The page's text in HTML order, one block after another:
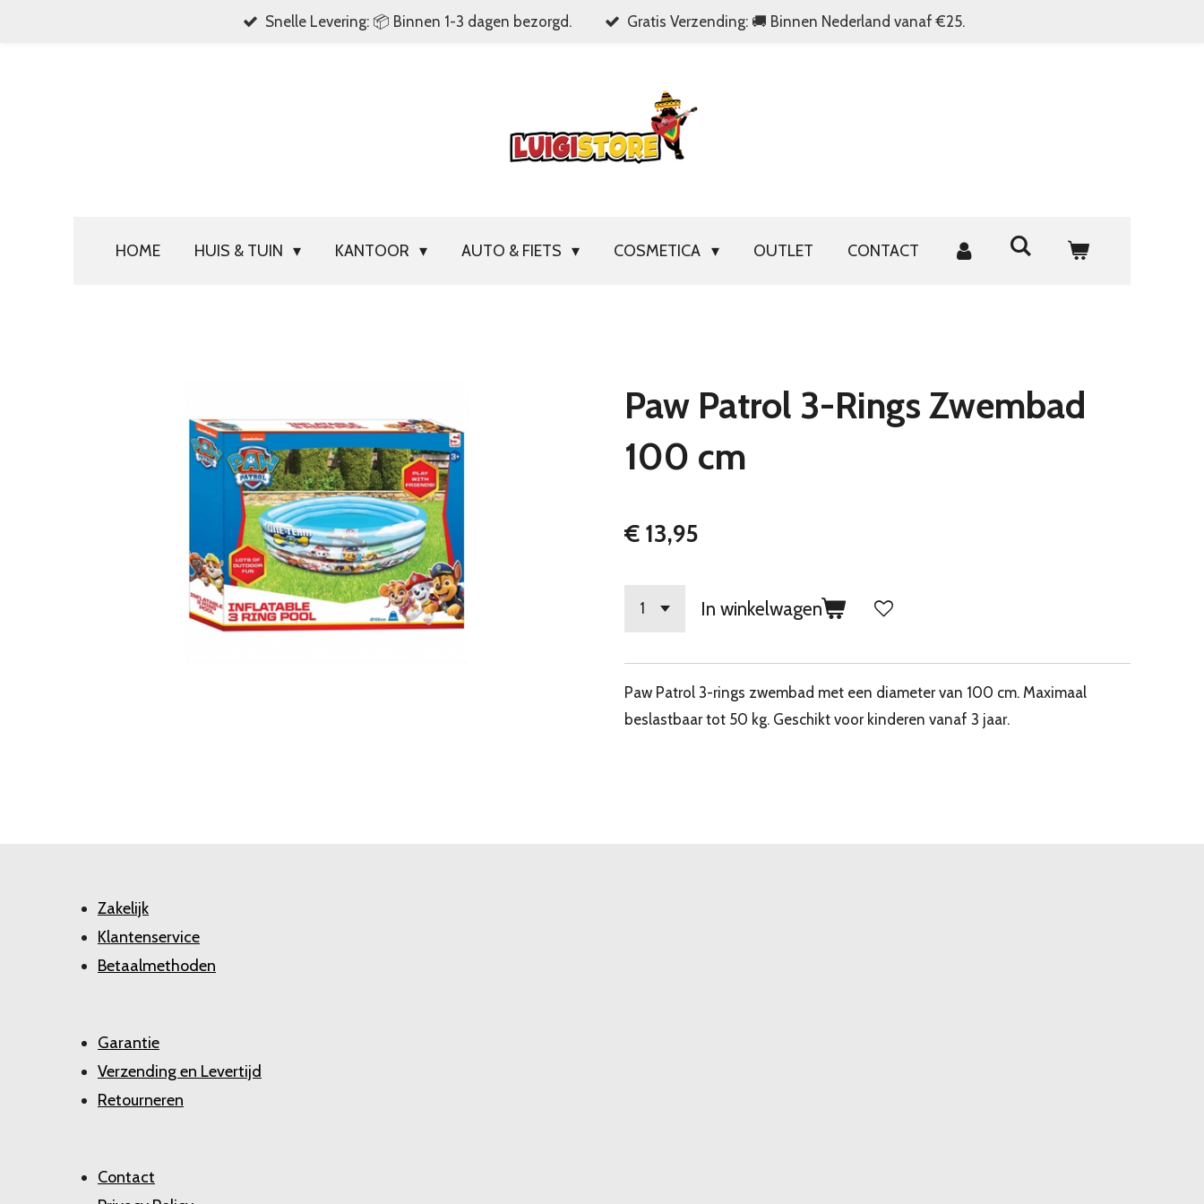
Snelle Levering: 📦 Binnen 1-3 dagen bezorgd. Gratis Verzending: 🚚 Binnen Nederland vanaf €25.
HOME HUIS & TUIN KANTOOR AUTO & FIETS COSMETICA OUTLET CONTACT
Paw Patrol 3-Rings Zwembad
100 cm
€ 13,95
In winkelwagen
Paw Patrol 3-rings zwembad met een diameter van 100 cm. Maximaal
beslastbaar tot 50 kg. Geschikt voor kinderen vanaf 3 jaar.
Zakelijk
Klantenservice
Betaalmethoden
Garantie
Verzending en Levertijd
Retourneren
Contact